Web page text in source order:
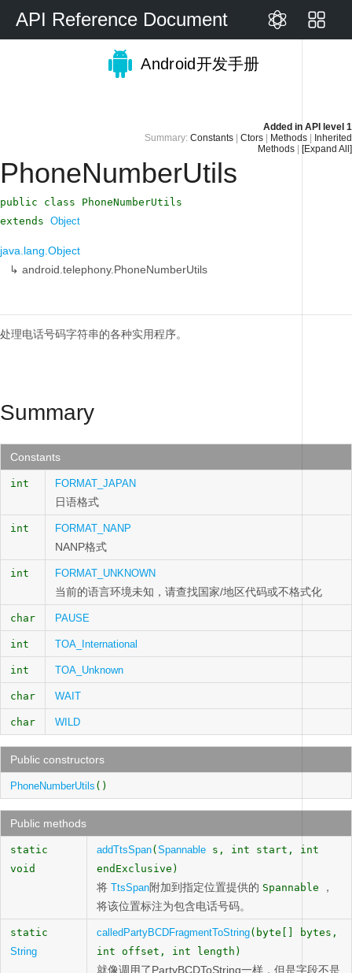
API Reference Document
Android开发手册
Added in API level 1
Summary: Constants Ctors Methods
Inherited
Methods
[Expand All]
PhoneNumberUtils
public class PhoneNumberUtils
extends Object
java.lang.Object
↳ android.telephony.PhoneNumberUtils
处理电话号码字符串的各种实用程序。
Summary
Constants
int FORMAT_JAPAN
日语格式
int FORMAT_NANP
NANP格式
int FORMAT_UNKNOWN
当前的语言环境未知，请查找国家/地区代码或不格式化
char PAUSE
int TOA_International
int TOA_Unknown
char WAIT
char WILD
Public constructors
PhoneNumberUtils ()
Public methods
static
void
addTtsSpan( Spannable s, int start, int
endExclusive)
将 TtsSpan附加到指定位置提供的 Spannable ，
将该位置标注为包含电话号码。
static
String
calledPartyBCDFragmentToString(byte[] bytes,
int offset, int length)
就像调用了PartyBCDToString一样，但是字段不是